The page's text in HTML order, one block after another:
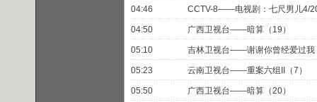
04:46 CCTV-8——电视剧：七尺男儿4/
04:50 广西卫视台——暗算（19）
05:10 吉林卫视台——谢谢你曾经爱过我
05:23 云南卫视台——重案六组II（7）
05:50 广西卫视台——暗算（20）